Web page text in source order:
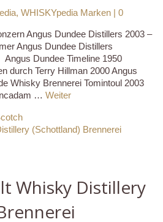
, WHISKYpedia Marken | 0
Angus Dundee Distillers 2003 –
Angus Dundee Distillers
Dundee Timeline 1950
durch Terry Hillman 2000 Angus
Whisky Brennerei Tomintoul 2003
… Weiter
Whisky Distillery